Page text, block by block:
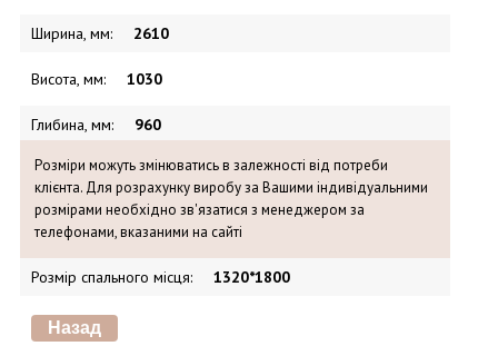
Ширина, мм: 2610
Висота, мм: 1030
Глибина, мм: 960
Розміри можуть змінюватись в залежності від потреби
клієнта. Для розрахунку виробу за Вашими індивідуальними
розмірами необхідно зв'язатися з менеджером за
телефонами, вказаними на сайті
Розмір спального місця: 1320*1800